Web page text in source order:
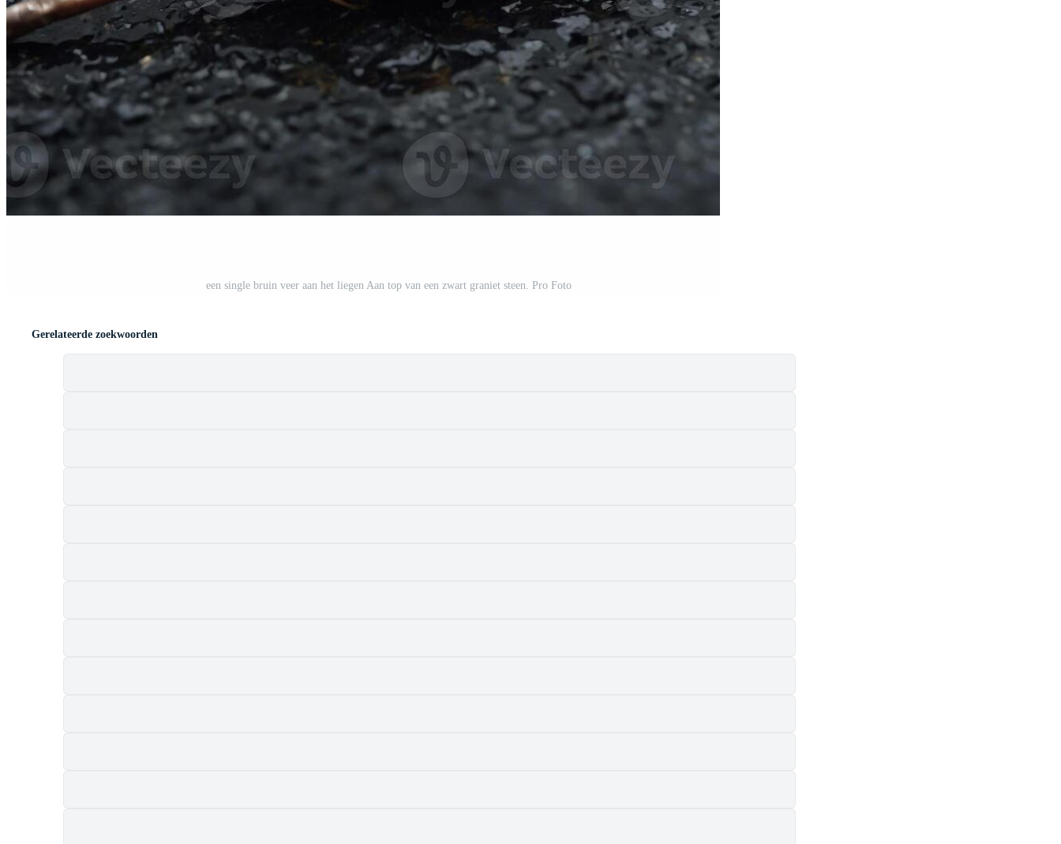
een single bruin veer aan het liegen Aan top van een zwart graniet steen. Pro Foto
Gerelateerde zoekwoorden